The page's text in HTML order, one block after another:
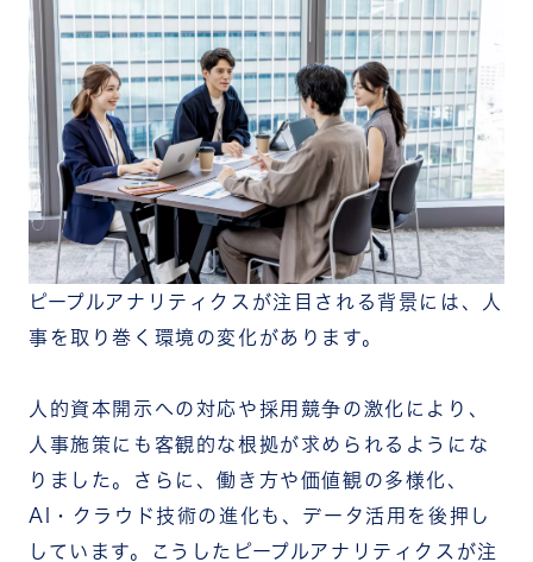
ピープルアナリティクスが注目される背景には、人
事を取り巻く環境の変化があります。
人的資本開示への対応や採用競争の激化により、
人事施策にも客観的な根拠が求められるようにな
りました。さらに、働き方や価値観の多様化、
AI・クラウド技術の進化も、データ活用を後押し
しています。
こうしたピープルアナリティクスが注